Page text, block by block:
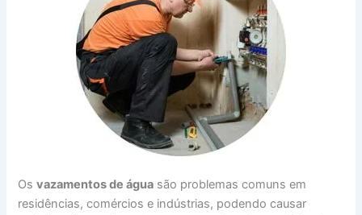
Osvazamentos de água são problemas comuns em
residências, comércios e indústrias, podendo causar